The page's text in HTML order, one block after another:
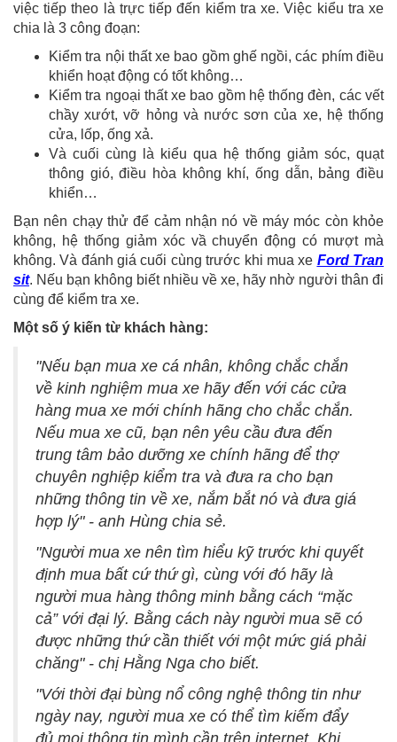
việc tiếp theo là trực tiếp đến kiểm tra xe. Việc kiểu tra xe
chia là 3 công đoạn:
Kiểm tra nội thất xe bao gồm ghế ngồi, các phím điều
khiển hoạt động có tốt không…
Kiểm tra ngoại thất xe bao gồm hệ thống đèn, các vết
chầy xướt, vỡ hỏng và nước sơn của xe, hệ thống
cửa, lốp, ống xả.
Và cuối cùng là kiểu qua hệ thống giảm sóc, quạt
thông gió, điều hòa không khí, ống dẫn, bảng điều
khiển…
Bạn nên chạy thử để cảm nhận nó về máy móc còn khỏe
không, hệ thống giảm xóc vầ chuyển động có mượt mà
không. Và đánh giá cuối cùng trước khi mua xe Ford Tran
sit. Nếu bạn không biết nhiều về xe, hãy nhờ người thân đi
cùng để kiểm tra xe.
Một số ý kiến từ khách hàng:
"Nếu bạn mua xe cá nhân, không chắc chắn
về kinh nghiệm mua xe hãy đến với các cửa
hàng mua xe mới chính hãng cho chắc chắn.
Nếu mua xe cũ, bạn nên yêu cầu đưa đến
trung tâm bảo dưỡng xe chính hãng để thợ
chuyên nghiệp kiểm tra và đưa ra cho bạn
những thông tin về xe, nắm bắt nó và đưa giá
hợp lý" - anh Hùng chia sẻ.
"Người mua xe nên tìm hiểu kỹ trước khi quyết
định mua bất cứ thứ gì, cùng với đó hãy là
người mua hàng thông minh bằng cách “mặc
cả” với đại lý. Bằng cách này người mua sẽ có
được những thứ cần thiết với một mức giá phải
chăng" - chị Hằng Nga cho biết.
"Với thời đại bùng nổ công nghệ thông tin như
ngày nay, người mua xe có thể tìm kiếm đẩy